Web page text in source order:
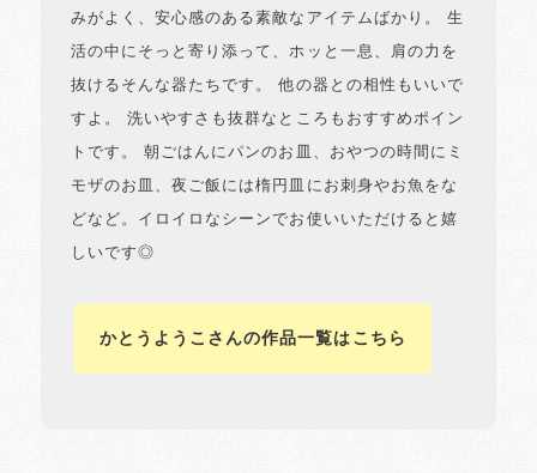
みがよく、安心感のある素敵なアイテムばかり。 生
活の中にそっと寄り添って、ホッと一息、肩の力を
抜けるそんな器たちです。 他の器との相性もいいで
すよ。 洗いやすさも抜群なところもおすすめポイン
トです。 朝ごはんにパンのお皿、おやつの時間にミ
モザのお皿、夜ご飯には楕円皿にお刺身やお魚をな
どなど。イロイロなシーンでお使いいただけると嬉
しいです◎
かとうようこさんの作品一覧はこちら